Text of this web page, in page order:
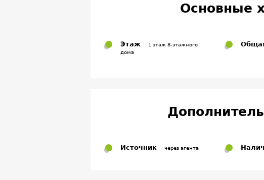
Основные
Этаж
1 этаж 8-этажного
дома
Источник через агента